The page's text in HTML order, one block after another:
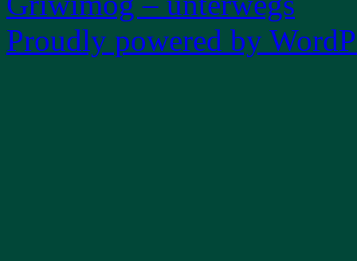
Proudly powered by